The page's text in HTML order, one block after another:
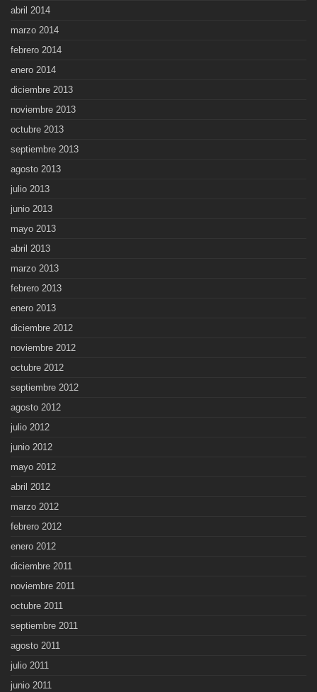
abril 2014
marzo 2014
febrero 2014
enero 2014
diciembre 2013
noviembre 2013
octubre 2013
septiembre 2013
agosto 2013
julio 2013
junio 2013
mayo 2013
abril 2013
marzo 2013
febrero 2013
enero 2013
diciembre 2012
noviembre 2012
octubre 2012
septiembre 2012
agosto 2012
julio 2012
junio 2012
mayo 2012
abril 2012
marzo 2012
febrero 2012
enero 2012
diciembre 2011
noviembre 2011
octubre 2011
septiembre 2011
agosto 2011
julio 2011
junio 2011